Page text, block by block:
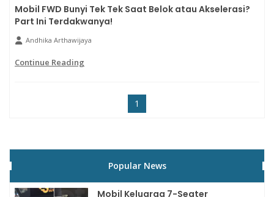
Mobil FWD Bunyi Tek Tek Saat Belok atau Akselerasi?
Part Ini Terdakwanya!
Andhika Arthawijaya
Continue Reading
1
Popular News
Mobil Keluarga 7-Seater